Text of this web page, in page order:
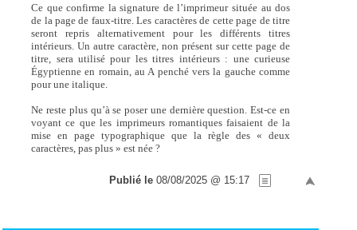
Ce que confirme la signature de l’imprimeur située au dos
de la page de faux-titre. Les caractères de cette page de titre
seront repris alternativement pour les différents titres
intérieurs. Un autre caractère, non présent sur cette page de
titre, sera utilisé pour les titres intérieurs : une curieuse
Égyptienne en romain, au A penché vers la gauche comme
pour une italique.
Ne reste plus qu’à se poser une dernière question. Est-ce en
voyant ce que les imprimeurs romantiques faisaient de la
mise en page typographique que la règle des « deux
caractères, pas plus » est née ?
Publié le 08/08/2025 @ 15:17